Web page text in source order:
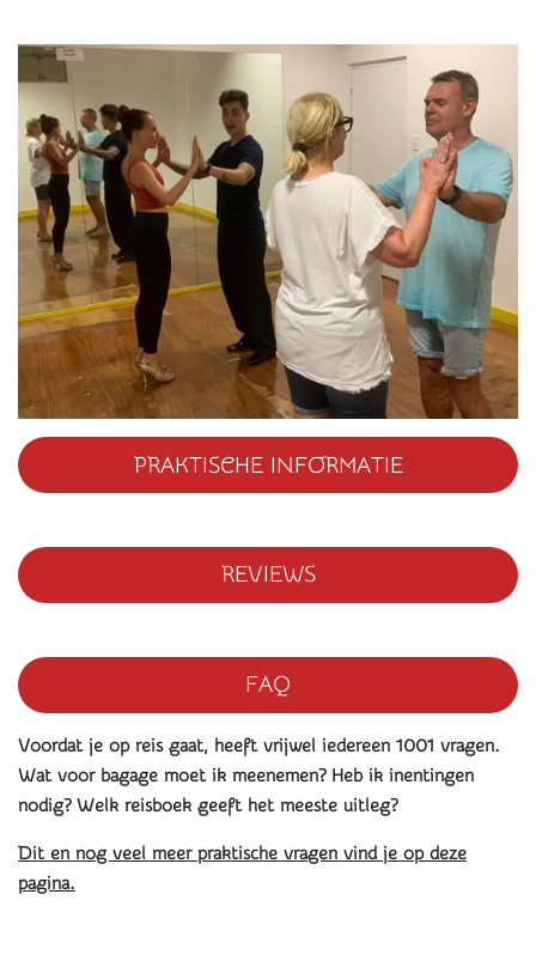
PRAKTISCHE INFORMATIE
REVIEWS
FAQ
Voordat je op reis gaat, heeft vrijwel iedereen 1001 vragen.
Wat voor bagage moet ik meenemen? Heb ik inentingen
nodig? Welk reisboek geeft het meeste uitleg?
Dit en nog veel meer praktische vragen vind je op deze
pagina.